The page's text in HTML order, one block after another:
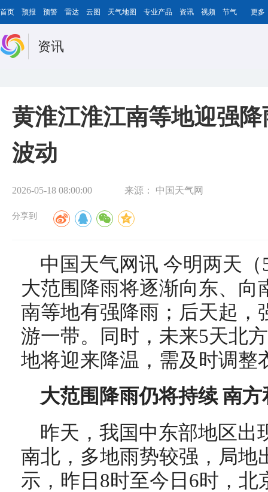
首页 预报 预警 雷达 云图 天气地图 专业产品 资讯 视频 节气 更多
资讯
黄淮江淮江南等地迎强
波动
2026-05-18 08:00:00 来源： 中国天气网
分享到
中国天气网讯 今明两天
大范围降雨将逐渐向东、向
南等地有强降雨；后天起，
游一带。同时，未来5天北
地将迎来降温，需及时调整
大范围降雨仍将持续 南
昨天，我国中东部地区出
南北，多地雨势较强，局地
示， 昨日8时至今日6时，